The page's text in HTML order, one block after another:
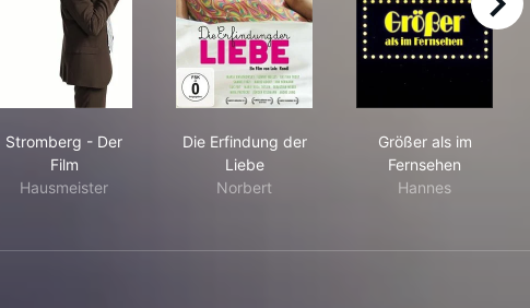
Stromberg - Der
Film
Hausmeister
Die Erfindung der
Liebe
Norbert
Größer als im
Fernsehen
Hannes
right